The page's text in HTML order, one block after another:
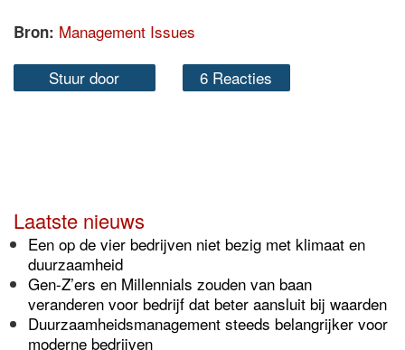
Bron: Management Issues
Stuur door 6 Reacties
Laatste nieuws
Een op de vier bedrijven niet bezig met klimaat en
duurzaamheid
Gen-Z’ers en Millennials zouden van baan
veranderen voor bedrijf dat beter aansluit bij waarden
Duurzaamheidsmanagement steeds belangrijker voor
moderne bedrijven